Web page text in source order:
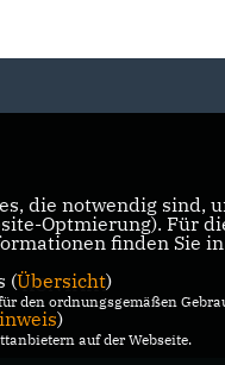
KONTAKT
die notwendig
Optmierung). Für
finden Sie
(Übersicht)
den ordnungsgemäßen
)
auf der Webseite.